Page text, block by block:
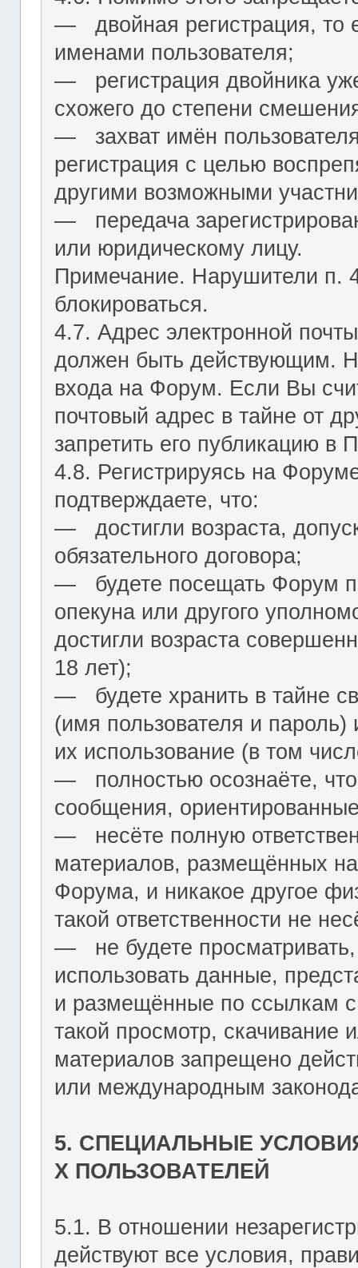
― двойная регистрация, то
именами пользователя;
― регистрация двойника
схожего до степени
― захват имён пользователя
регистрация с целью
другими возможными
― передача
или юридическому лицу.
Примечание. Нарушители п.
блокироваться.
4.7. Адрес электронной
должен быть действующим.
входа на Форум. Если Вы
почтовый адрес в тайне от
запретить его публикацию в
4.8. Регистрируясь на
подтверждаете, что:
― достигли возраста,
обязательного договора;
― будете посещать Форум
опекуна или другого
достигли возраста
18 лет);
― будете хранить в тайне
(имя пользователя и пароль)
их использование (в том
― полностью осознаёте,
сообщения,
― несёте полную
материалов, размещённых
Форума, и никакое другое
такой ответственности не
― не будете
использовать данные,
и размещённые по ссылкам
такой просмотр, скачивание
материалов запрещено
или международным
5. СПЕЦИАЛЬНЫЕ
Х ПОЛЬЗОВАТЕЛЕЙ
5.1. В отношении
действуют все условия,